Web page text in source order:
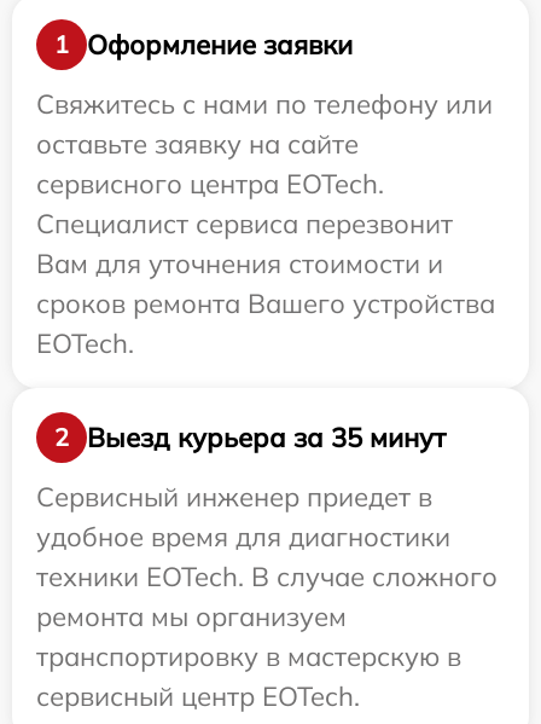
1
Оформление заявки
Свяжитесь с нами по телефону или
оставьте заявку на сайте
сервисного центра EOTech.
Специалист сервиса перезвонит
Вам для уточнения стоимости и
сроков ремонта Вашего устройства
EOTech.
2
Выезд курьера за 35 минут
Сервисный инженер приедет в
удобное время для диагностики
техники EOTech. В случае сложного
ремонта мы организуем
транспортировку в мастерскую в
сервисный центр EOTech.